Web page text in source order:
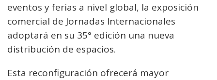
eventos y ferias a nivel global, la exposición
comercial de Jornadas Internacionales
adoptará en su 35° edición una nueva
distribución de espacios.
Esta reconfiguración ofrecerá mayor